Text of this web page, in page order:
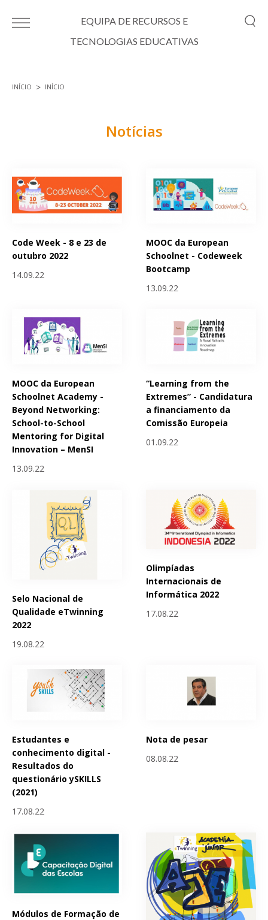
EQUIPA DE RECURSOS E
TECNOLOGIAS EDUCATIVAS
INÍCIO INÍCIO
Notícias
Code Week - 8 e 23 de
outubro 2022
14.09.22
MOOC da European
Schoolnet - Codeweek
Bootcamp
13.09.22
MOOC da European
Schoolnet Academy -
Beyond Networking:
School-to-School
Mentoring for Digital
Innovation – MenSI
13.09.22
“Learning from the
Extremes” - Candidatura
a financiamento da
Comissão Europeia
01.09.22
Selo Nacional de
Qualidade eTwinning
2022
19.08.22
Olimpíadas
Internacionais de
Informática 2022
17.08.22
Estudantes e
conhecimento digital -
Resultados do
questionário ySKILLS
(2021)
17.08.22
Nota de pesar
08.08.22
Módulos de Formação de
Páginas